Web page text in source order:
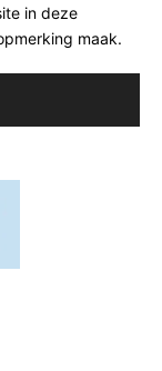
in deze
maak.